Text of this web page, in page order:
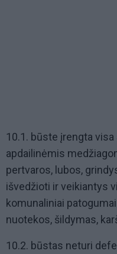
10.1. būste įrengta
apdailinėmis
pertvaros, lubos,
išvedžioti ir veikiantys
komunaliniai
nuotekos, šildymas,
10.2. būstas neturi